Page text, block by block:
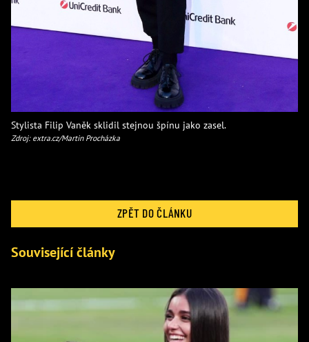
Stylista Filip Vaněk sklidil stejnou špínu jako zasel.
Zdroj: extra.cz/Martin Procházka
ZPĚT DO ČLÁNKU
Související články